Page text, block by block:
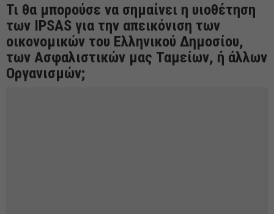
Τι θα μπορούσε να σημαίνει η υιοθέτηση
των IPSAS για την απεικόνιση των
οικονομικών του Ελληνικού Δημοσίου,
των Ασφαλιστικών μας Ταμείων, ή άλλων
Οργανισμών;